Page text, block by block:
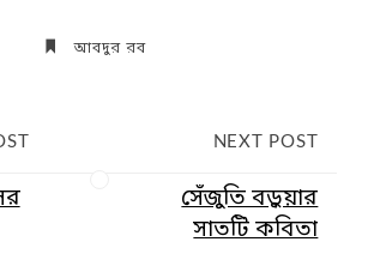
আবদুর রব
NEXT POST
সেঁজুতি বড়ুয়ার
সাতটি কবিতা